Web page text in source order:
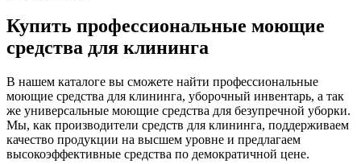
Купить профессиональные моющие
средства для клининга
В нашем каталоге вы сможете найти профессиональные
моющие средства для клининга, уборочный инвентарь, а так
же универсальные моющие средства для безупречной уборки.
Мы, как производители средств для клининга, поддерживаем
качество продукции на высшем уровне и предлагаем
высокоэффективные средства по демократичной цене.